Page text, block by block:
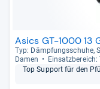
Asics GT-1000 13
Typ: Dämp­fungs­schuhe,
Damen
Top Sup­port für den